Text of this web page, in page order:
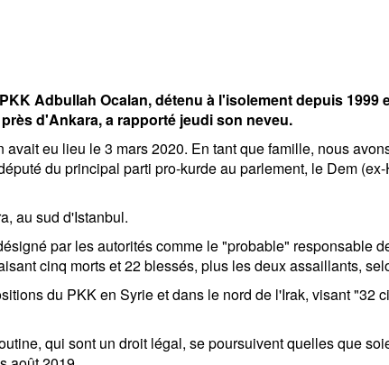
Adbullah Ocalan, détenu à l'isolement depuis 1999
d'Ankara, a rapporté jeudi son neveu.
eu lieu le 3 mars 2020. En tant que famille, nous
du principal parti pro-kurde au parlement, le Dem
au sud d'Istanbul.
par les autorités comme le "probable" responsable
cinq morts et 22 blessés, plus les deux assaillants,
du PKK en Syrie et dans le nord de l'Irak, visant "32
qui sont un droit légal, se poursuivent quelles que